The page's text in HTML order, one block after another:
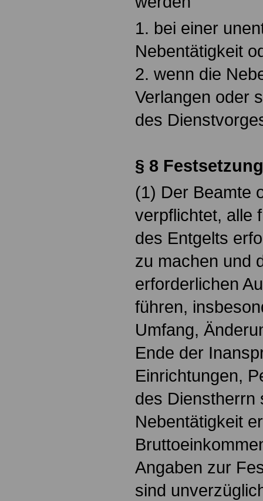
1. bei einer
Nebentätigkeit
2. wenn die
Verlangen oder
des
§ 8
(1) Der Beamte
verpflichtet, alle
des Entgelts
zu machen und
erforderlichen
führen,
Umfang,
Ende der
Einrichtungen,
des Dienstherrn
Nebentätigkeit
Angaben zur
sind